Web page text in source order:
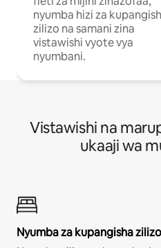
nyumba hizi za
zilizo na samani zina
vistawishi vyote vya
nyumbani.
Vistawishi na
ukaaji wa
Nyumba za kupangisha